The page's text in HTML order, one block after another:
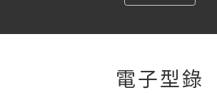
電子型錄